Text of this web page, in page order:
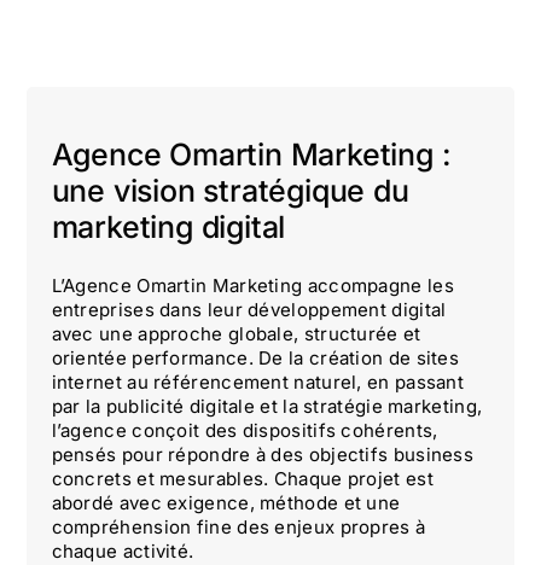
Agence Omartin Marketing :
une vision stratégique du
marketing digital
L’Agence Omartin Marketing accompagne les
entreprises dans leur développement digital
avec une approche globale, structurée et
orientée performance. De la création de sites
internet au référencement naturel, en passant
par la publicité digitale et la stratégie marketing,
l’agence conçoit des dispositifs cohérents,
pensés pour répondre à des objectifs business
concrets et mesurables. Chaque projet est
abordé avec exigence, méthode et une
compréhension fine des enjeux propres à
chaque activité.